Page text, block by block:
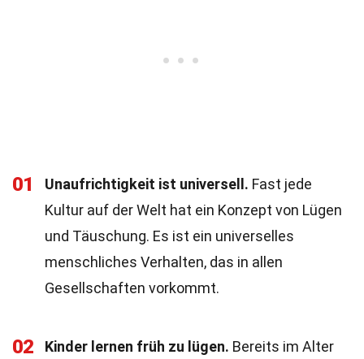
01 Unaufrichtigkeit ist universell. Fast jede
Kultur auf der Welt hat ein Konzept von Lügen
und Täuschung. Es ist ein universelles
menschliches Verhalten, das in allen
Gesellschaften vorkommt.
02 Kinder lernen früh zu lügen. Bereits im Alter